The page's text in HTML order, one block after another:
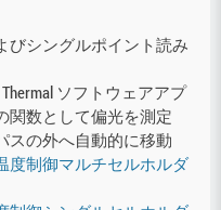
びシングルポイント読み
ソフトウェアアプ
関数として偏光を測定
スの外へ自動的に移動
度制御マルチセルホルダ